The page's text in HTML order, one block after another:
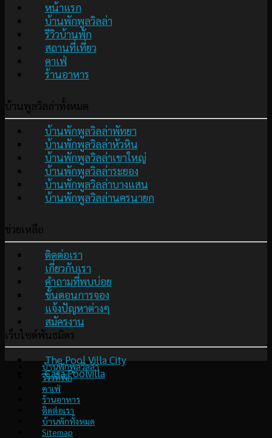
หน้าแรก
บ้านพักพูลวิลล่า
รีวิวบ้านพัก
สถานที่เที่ยว
คาเฟ่
ร้านอาหาร
บ้านพูลวิลล่าทั้งหมด
บ้านพักพูลวิลล่าพัทยา
บ้านพักพูลวิลล่าหัวหิน
บ้านพักพูลวิลล่าเขาใหญ่
บ้านพักพูลวิลล่าระยอง
บ้านพักพูลวิลล่าบางแสน
บ้านพักพูลวิลล่านครนายก
ช่วยเหลือ
ติดต่อเรา
เกี่ยวกับเรา
คำถามที่พบบ่อย
ขั้นตอนการจอง
แจ้งปัญหาต่างๆ
สมัครงาน
เว็บไซต์พันธมิตร
The Pool Villa City
Casa Poolvilla
บ้านพักพูลวิลล่า
รีวิวที่พัก
คาเฟ่
ร้านอาหาร
ติดต่อเรา
บ้านพักทั้งหมด
Sitemap